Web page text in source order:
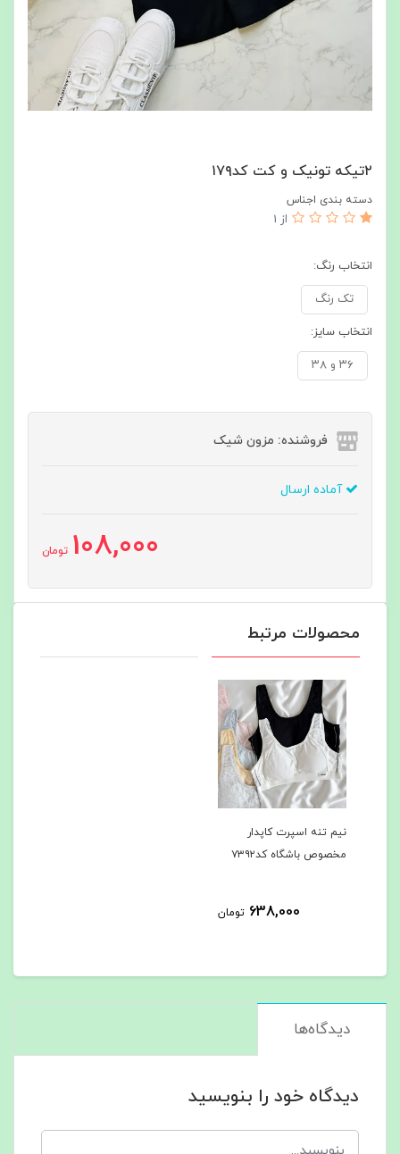
۲تیکه تونیک و کت کد۱۷۹
دسته بندی اجناس
از 1
انتخاب رنگ:
تک رنگ
انتخاب سایز:
۳۶ و ۳۸
فروشنده: مزون شیک
آماده ارسال
108,000 تومان
محصولات مرتبط
نیم تنه اسپرت کاپدار
مخصوص باشگاه کد۷۳۹۲
638,000 تومان
دیدگاه‌ها
دیدگاه خود را بنویسید